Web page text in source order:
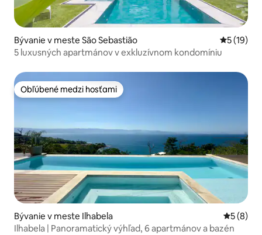
Bývanie v meste São Sebastião
5 (19)
5 luxusných apartmánov v exkluzívnom kondomíniu
Obľúbené medzi hosťami
Obľúbené medzi hosťami
Bývanie v meste Ilhabela
5 (8)
Ilhabela | Panoramatický výhľad, 6 apartmánov a bazén